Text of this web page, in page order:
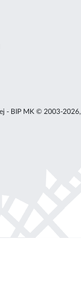
- BIP MK © 2003-2026,